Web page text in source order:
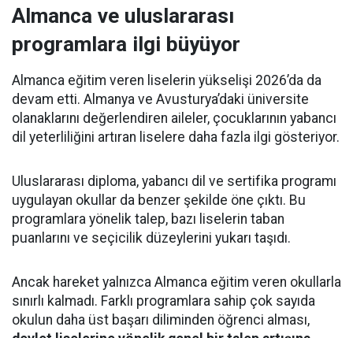
Almanca ve uluslararası
programlara ilgi büyüyor
Almanca eğitim veren liselerin yükselişi 2026’da da
devam etti. Almanya ve Avusturya’daki üniversite
olanaklarını değerlendiren aileler, çocuklarının yabancı
dil yeterliliğini artıran liselere daha fazla ilgi gösteriyor.
Uluslararası diploma, yabancı dil ve sertifika programı
uygulayan okullar da benzer şekilde öne çıktı. Bu
programlara yönelik talep, bazı liselerin taban
puanlarını ve seçicilik düzeylerini yukarı taşıdı.
Ancak hareket yalnızca Almanca eğitim veren okullarla
sınırlı kalmadı. Farklı programlara sahip çok sayıda
okulun daha üst başarı diliminden öğrenci alması,